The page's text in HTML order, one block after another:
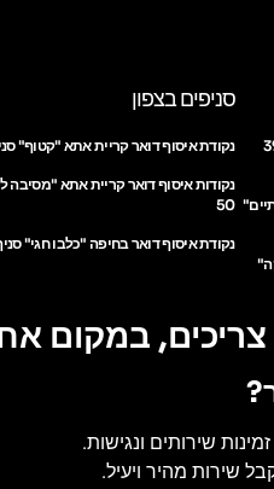
סניף 128 (הרצל 39
סניפים בצפון
נקודת איסוף דואר קריית אתא "קטוף"
נקודות איסוף דואר קריית אתא "מסיבה
50
נקודת איסוף דואר בחיפה "כלבו חגי"
במקום
שירותים ונגישות.
שירות מהיר ויעיל.